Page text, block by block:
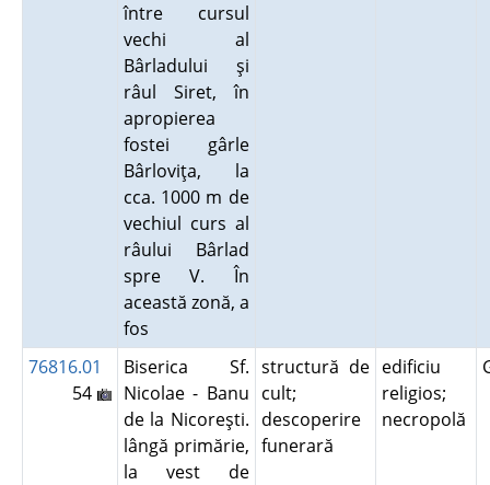
între cursul
vechi al
Bârladului şi
râul Siret, în
apropierea
fostei gârle
Bârloviţa, la
cca. 1000 m de
vechiul curs al
râului Bârlad
spre V. În
această zonă, a
fos
76816.01
54
Biserica Sf.
Nicolae - Banu
de la Nicoreşti.
lângă primărie,
la vest de
structură de
cult;
descoperire
funerară
edificiu
religios;
necropolă